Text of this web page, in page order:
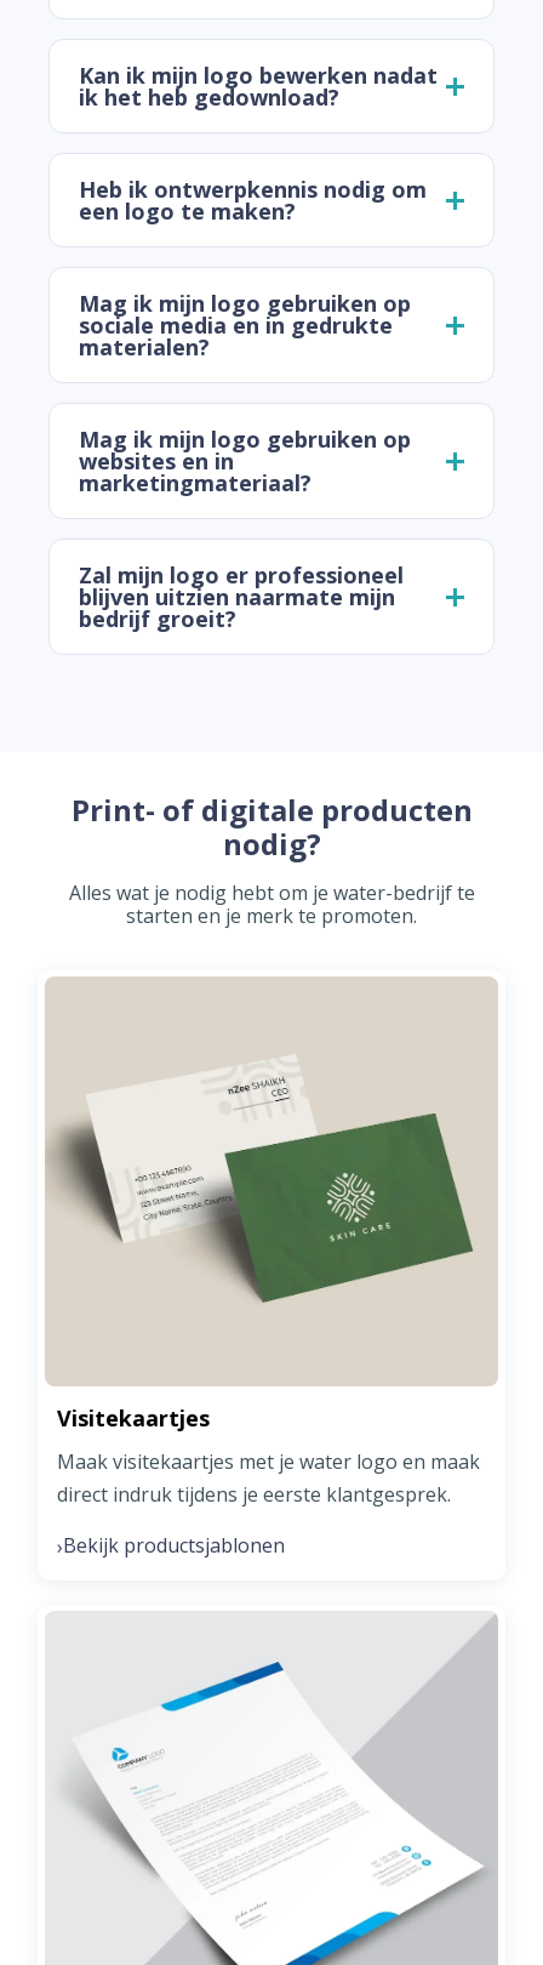
Kan ik mijn logo bewerken nadat
ik het heb gedownload?
Heb ik ontwerpkennis nodig om
een logo te maken?
Mag ik mijn logo gebruiken op
sociale media en in gedrukte
materialen?
Mag ik mijn logo gebruiken op
websites en in
marketingmateriaal?
Zal mijn logo er professioneel
blijven uitzien naarmate mijn
bedrijf groeit?
Print- of digitale producten
nodig?
Alles wat je nodig hebt om je water-bedrijf te
starten en je merk te promoten.
Visitekaartjes
Maak visitekaartjes met je water logo en maak
direct indruk tijdens je eerste klantgesprek.
›Bekijk productsjablonen